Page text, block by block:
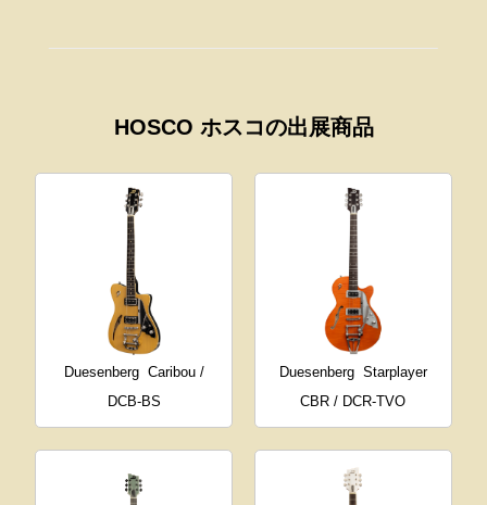
HOSCO ホスコの出展商品
Duesenberg Caribou /
DCB-BS
Duesenberg Starplayer
CBR / DCR-TVO